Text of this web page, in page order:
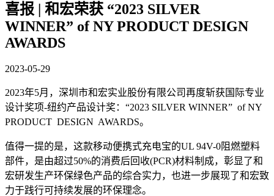
喜报 | 和宏荣获 “2023 SILVER
WINNER” of NY PRODUCT DESIGN
AWARDS
2023-05-29
2023年5月，深圳市和宏实业股份有限公司再度斩获国际专业
设计奖项-纽约产品设计奖：“2023 SILVER WINNER” of NY
PRODUCT DESIGN AWARDS。
值得一提的是，这款移动便携式充电宝的UL 94V-0阻燃塑料
部件，是由超过50%的消费后回收(PCR)材料制成，彰显了和
宏研发生产环保绿色产品的综合实力，也进一步展现了和宏致
力于践行可持续发展的环保理念。